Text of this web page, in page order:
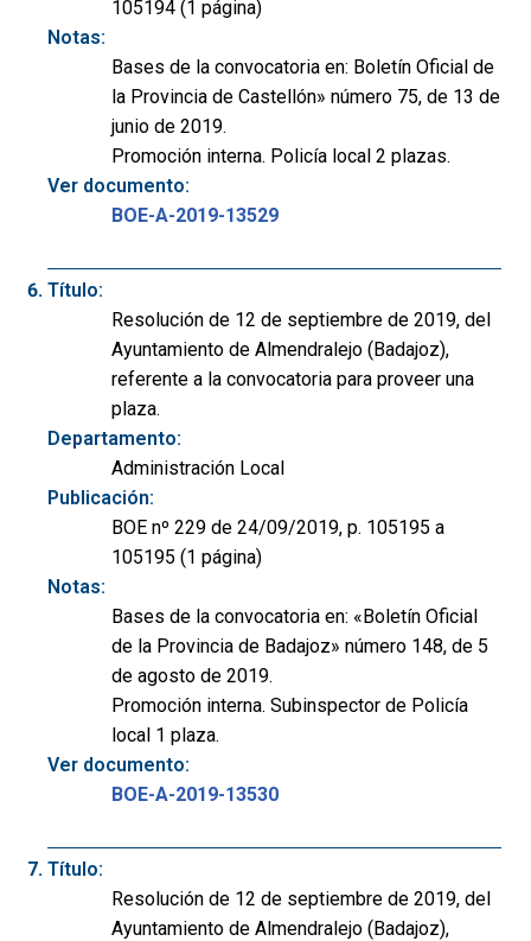
105194 (1 página)
Notas:
Bases de la convocatoria en: Boletín Oficial de
la Provincia de Castellón» número 75, de 13 de
junio de 2019.
Promoción interna. Policía local 2 plazas.
Ver documento:
BOE-A-2019-13529
Título:
Resolución de 12 de septiembre de 2019, del
Ayuntamiento de Almendralejo (Badajoz),
referente a la convocatoria para proveer una
plaza.
Departamento:
Administración Local
Publicación:
BOE nº 229 de 24/09/2019, p. 105195 a
105195 (1 página)
Notas:
Bases de la convocatoria en: «Boletín Oficial
de la Provincia de Badajoz» número 148, de 5
de agosto de 2019.
Promoción interna. Subinspector de Policía
local 1 plaza.
Ver documento:
BOE-A-2019-13530
Título:
Resolución de 12 de septiembre de 2019, del
Ayuntamiento de Almendralejo (Badajoz),